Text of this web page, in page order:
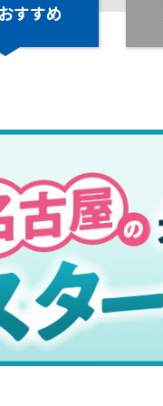
すすめ